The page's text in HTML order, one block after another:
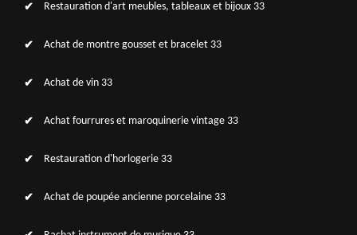
Restauration d'art meubles, tableaux et bijoux 33
Achat de montre gousset et bracelet 33
Achat de vin 33
Achat fourrures et maroquinerie vintage 33
Restauration d'horlogerie 33
Achat de poupée ancienne porcelaine 33